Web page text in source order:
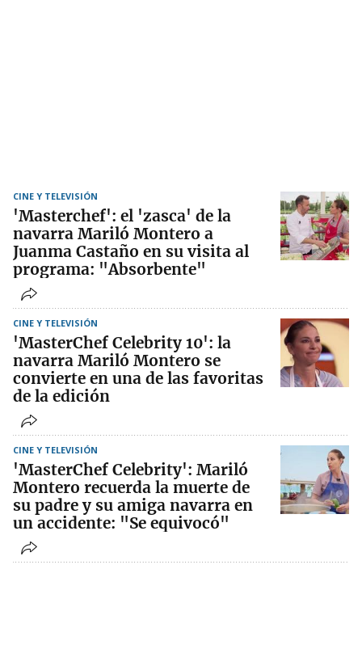
CINE Y TELEVISIÓN
'Masterchef': el 'zasca' de la
navarra Mariló Montero a
Juanma Castaño en su visita al
programa: "Absorbente"
CINE Y TELEVISIÓN
'MasterChef Celebrity 10': la
navarra Mariló Montero se
convierte en una de las favoritas
de la edición
CINE Y TELEVISIÓN
'MasterChef Celebrity': Mariló
Montero recuerda la muerte de
su padre y su amiga navarra en
un accidente: "Se equivocó"